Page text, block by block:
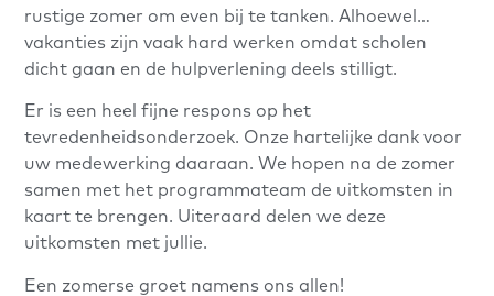
rustige zomer om even bij te tanken. Alhoewel…
vakanties zijn vaak hard werken omdat scholen
dicht gaan en de hulpverlening deels stilligt.
Er is een heel fijne respons op het
tevredenheidsonderzoek. Onze hartelijke dank voor
uw medewerking daaraan. We hopen na de zomer
samen met het programmateam de uitkomsten in
kaart te brengen. Uiteraard delen we deze
uitkomsten met jullie.
Een zomerse groet namens ons allen!